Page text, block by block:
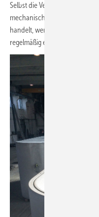
Selbst die Verwendung des
mechanische Beanspruchung
handelt, wer als Betreiber
regelmäßig einen Blick darauf